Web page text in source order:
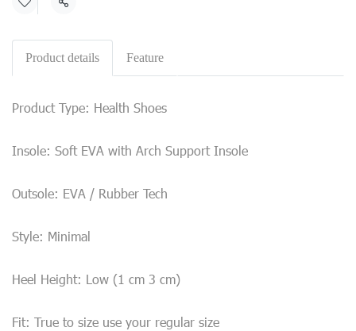
Share
Product details Feature
Product Type: Health Shoes
Insole: Soft EVA with Arch Support Insole
Outsole: EVA / Rubber Tech
Style: Minimal
Heel Height: Low (1 cm 3 cm)
Fit: True to size use your regular size